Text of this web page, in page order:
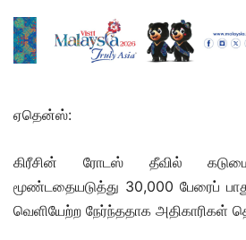
ஏதென்ஸ்:
கிரீசின் ரோடஸ் தீவில்
மூண்டதையடுத்து 30,000 பேரைப்
வெளியேற்ற நேர்ந்ததாக அதிகாரிகள்